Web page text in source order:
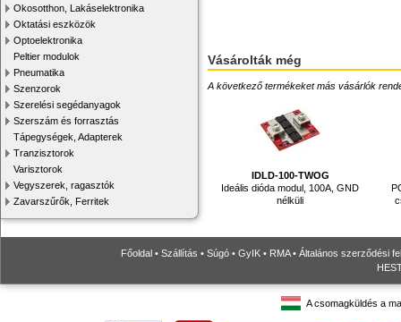
Okosotthon, Lakáselektronika
Oktatási eszközök
Optoelektronika
Peltier modulok
Pneumatika
Szenzorok
Szerelési segédanyagok
Szerszám és forrasztás
Tápegységek, Adapterek
Tranzisztorok
Varisztorok
Vegyszerek, ragasztók
Zavarszűrők, Ferritek
Vásárolták még
A következő termékeket más vásárlók
IDLD-100-TWOG
Ideális dióda modul, 100A, GND
nélküli
Főoldal • Szállítás • Súgó • GyIK • RMA• Általános szerződési
A csomagküldés a